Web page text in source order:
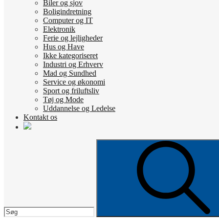
Biler og sjov
Boligindretning
Computer og IT
Elektronik
Ferie og lejligheder
Hus og Have
Ikke kategoriseret
Industri og Erhverv
Mad og Sundhed
Service og økonomi
Sport og friluftsliv
Tøj og Mode
Uddannelse og Ledelse
Kontakt os